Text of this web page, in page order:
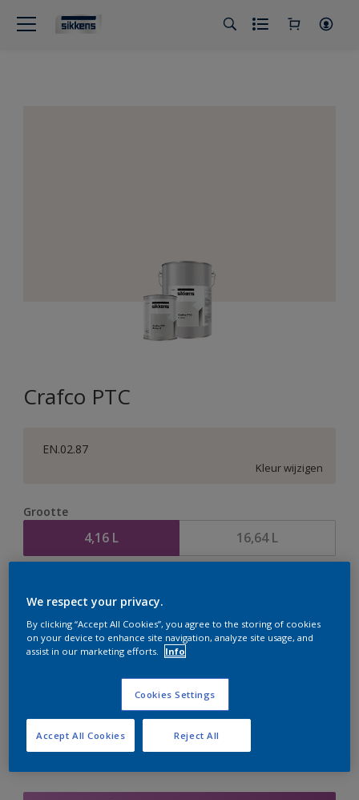
Crafco PTC
EN.02.87
Kleur wijzigen
Grootte
4,16 L 16,64 L
te bestellen. Houd de website in de gaten, we werken
er hard aan om de voorraad aan te vullen.
We respect your privacy.
By clicking “Accept All Cookies”, you agree to the storing of cookies
on your device to enhance site navigation, analyze site usage, and
assist in our marketing efforts.
Info
Cookies Settings
Reject All
Accept All Cookies